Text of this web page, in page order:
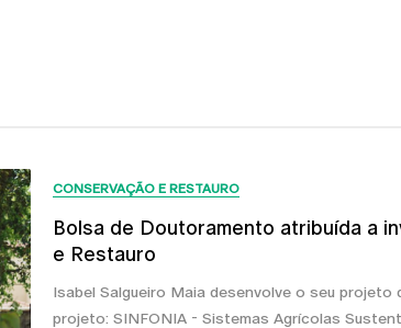
CONSERVAÇÃO E RESTAURO
Bolsa de Doutoramento atribuída a
e Restauro
Isabel Salgueiro Maia desenvolve o seu
projeto: SINFONIA - Sistemas Agrícolas